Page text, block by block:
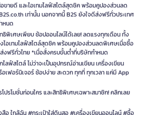
ขายดี และไอเทมไลฟ์สไตล์สุดชิค พร้อมคูปองส่วนลด
เท่านั้น นอกจากนี้ B2S ยังใจดีส่งฟรีทั่วประเทศ
หนด
ธิพิเศษเพียบ ช้อปออนไลน์ได้เลย! ลดแรงทุกเดือน ทั้ง
ไอเทมไลฟ์สไตล์สุดชิค พร้อมคูปองส่วนลดพิเศษเมื่อซื้อ
งฟรีทั่วไทย *เมื่อสั่งครบขั้นต่ำที่บริษัทกำหนด
ลฟ์สไตล์ ไม่ว่าจะเป็นอุปกรณ์อ่านเขียน เครื่องเขียน
เฟอร์นิเจอร์ ช้อปง่าย สะดวก ทุกที่ ทุกเวลา แค่มี App
ปรโมชั่นก่อนใคร และสิทธิพิเศษเฉพาะสมาชิก! คลิกเลย
อ ใกล้ฉัน #กระเป๋าใส่ดินสอ #เครื่องเขียนออนไลน์ #ซื้อ